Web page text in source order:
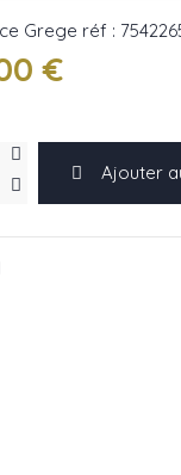
Grege réf :
€
Ajouter